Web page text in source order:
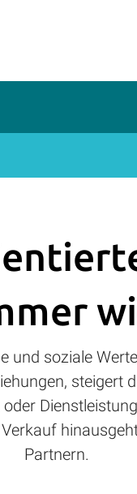
und soziale
steigert
Partnern.